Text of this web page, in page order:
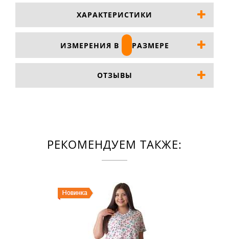
ХАРАКТЕРИСТИКИ
ИЗМЕРЕНИЯ В РАЗМЕРЕ
ОТЗЫВЫ
РЕКОМЕНДУЕМ ТАКЖЕ: